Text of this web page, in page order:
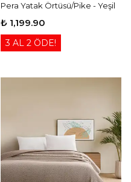
Pera Yatak Örtüsü/Pike - Yeşil
₺ 1,199.90
3 AL 2 ÖDE!